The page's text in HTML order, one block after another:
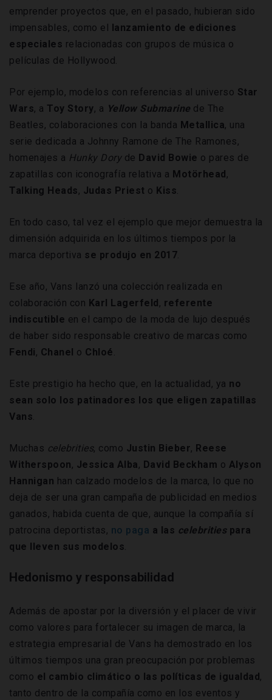
emprender proyectos que, en el pasado, hubieran sido
impensables, como el
lanzamiento de ediciones
especiales relacionadas con grupos de música o
películas de Hollywood.
Por ejemplo, modelos con referencias al universo Star
Wars, a Toy Story, a Yellow Submarine de The
Beatles, colaboraciones con la banda Metallica, una
serie dedicada a Johnny Ramone de The Ramones,
homenajes a Hunky Doryde David Bowie o pares de
zapatillas con iconografía relativa a Motörhead ,
Talking Heads, Judas Priest o Kiss.
En todo caso, tal vez el ejemplo que mejor demuestra la
dimensión adquirida en los últimos tiempos por la
marca deportiva se produjo en 2017.
Ese año, Vans lanzó una colección realizada en
colaboración con Karl Lagerfeld , referente
indiscutible en el campo de la moda de lujo después
de haber sido responsable creativo de marcas como
Fendi, Chanel o Chloé.
Este prestigio ha hecho que, en la actualidad, ya no
sean solo los patinadores los que eligen zapatillas
Vans.
Muchas celebrities, como Justin Bieber, Reese
Witherspoon, Jessica Alba, David Beckham o Alyson
Hannigan han calzado modelos de la marca, lo que no
deja de ser una gran campaña de publicidad en medios
ganados, habida cuenta de que, aunque la compañía sí
patrocina deportistas, no paga a las celebritiespara
que lleven sus modelos.
Hedonismo y responsabilidad
Además de apostar por la diversión y el placer de vivir
como valores para fortalecer su imagen de marca, la
estrategia empresarial de Vans ha demostrado en los
últimos tiempos una gran preocupación por problemas
como el cambio climático o las políticas de igualdad ,
tanto dentro de la compañía como en los eventos y